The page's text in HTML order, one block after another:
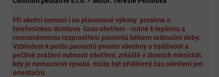
Při akutní nemoci i na plánované výkony prosíme o
telefonickou domluvu času ošetření - nutné k lepšímu a
rovnoměrnému rozprostření pacientů během ordinační doby.
Vzhledem k počtu pacientů prosím všechny o trpělivost a
pečlivé zvážení nutnosti ošetření, zvláště v zimních měsících,
kdy je nemocnost vysoká, může být přidělený čas ošetření jen
orientační.